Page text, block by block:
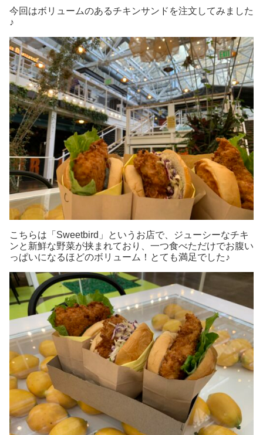
今回はボリュームのあるチキンサンドを注文してみました
♪
こちらは「Sweetbird」というお店で、ジューシーなチキ
ンと新鮮な野菜が挟まれており、一つ食べただけでお腹い
っぱいになるほどのボリューム！とても満足でした♪